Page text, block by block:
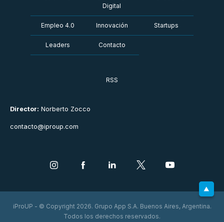
Director: Norberto Zocco
contacto@iproup.com
Digital
Empleo 4.0 Innovación Startups
Leaders Contacto
RSS
iProUP - © Copyright 2026. Grupo App S.A. Buenos Aires, Argentina.
Todos los derechos reservados.